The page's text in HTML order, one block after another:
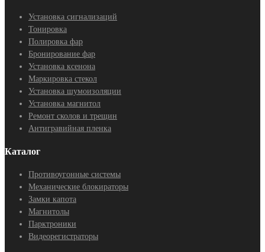
Установка сигнализаций
Тонировка
Полировка фар
Бронирование фар
Установка ксенона
Маркировка стекол
Установка шумоизоляции
Установка магнитол
Ремонт сколов и трещин
Антигравийная пленка
Каталог
Противоугонные системы
Механические блокираторы
Замки капота
Магнитолы
Парктроники
Видеорегистраторы